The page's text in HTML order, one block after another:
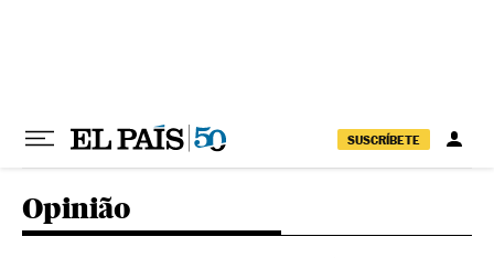
SUSCRÍBETE
Opinião